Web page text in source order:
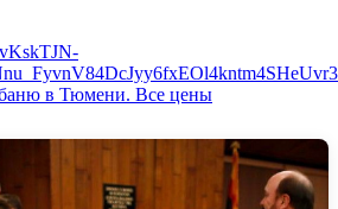
в Тюмени. Все цены